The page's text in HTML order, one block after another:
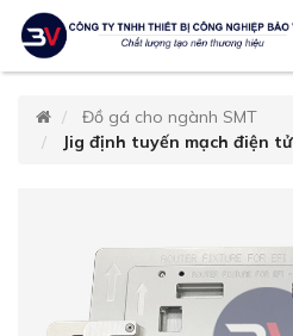
Đồ gá cho ngành SMT
Jig định tuyến mạch điện tử